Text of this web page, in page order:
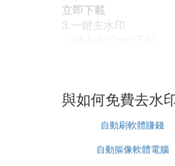
立即下載
3.一鍵去水印
水印視頻編輯軟體還
立即下載
快捷去水印大師app
視頻編輯軟體可以在
與如何免費去水
自動刷軟體賺錢
自動摳像軟體電腦